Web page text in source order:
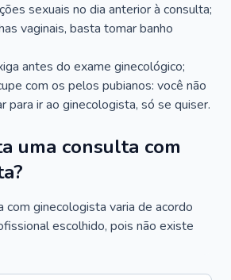
sexuais no dia anterior à consulta;
vaginais, basta tomar banho
antes do exame ginecológico;
com os pelos pubianos: você não
para ir ao ginecologista, só se quiser.
uma consulta com
com ginecologista varia de acordo
escolhido, pois não existe